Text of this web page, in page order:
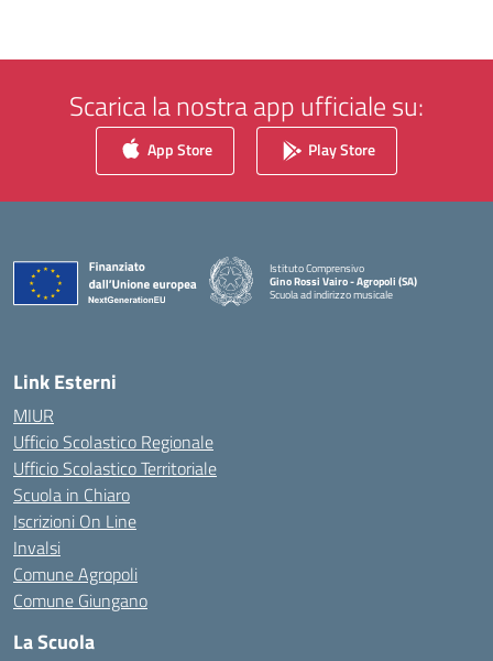
Scarica la nostra app ufficiale su:
App Store Play Store
Istituto Comprensivo
Gino Rossi Vairo - Agropoli (SA)
Scuola ad indirizzo musicale
Link Esterni
MIUR
Ufficio Scolastico Regionale
Ufficio Scolastico Territoriale
Scuola in Chiaro
Iscrizioni On Line
Invalsi
Comune Agropoli
Comune Giungano
La Scuola